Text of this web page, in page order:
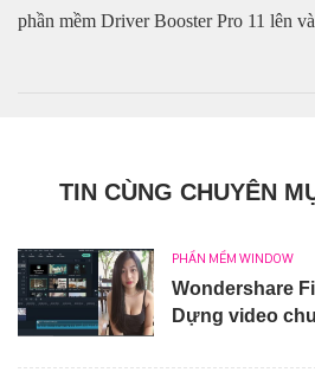
phần mềm Driver Booster Pro 11 lên
TIN CÙNG CHUYÊN
PHẦN MỀM WINDOW
Wondershare
Dựng video